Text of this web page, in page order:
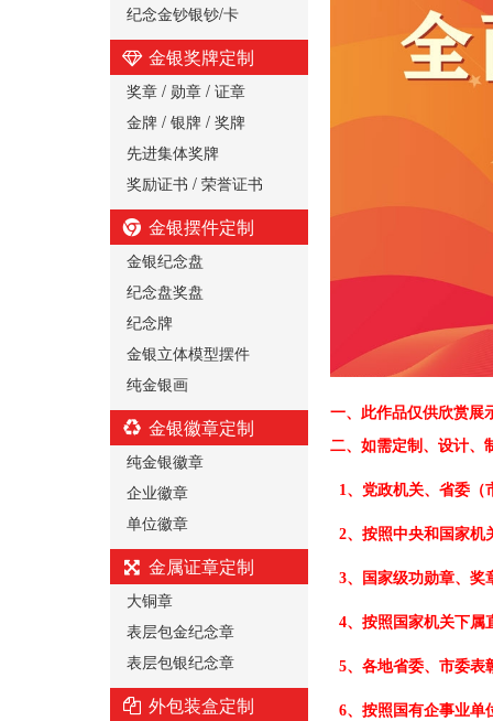
纪念金钞银钞/卡
金银奖牌定制
奖章 / 勋章 / 证章
金牌 / 银牌 / 奖牌
先进集体奖牌
奖励证书 / 荣誉证书
金银摆件定制
金银纪念盘
纪念盘奖盘
纪念牌
金银立体模型摆件
纯金银画
金银徽章定制
纯金银徽章
企业徽章
单位徽章
金属证章定制
大铜章
表层包金纪念章
表层包银纪念章
外包装盒定制
一、 此作品仅供欣赏展
二、 如需定制、设计、
1、党政机关、省委（
2、按照中央和国家机
3、国家级功勋章、奖
4、按照国家机关下属
5、各地省委、市委表
6、按照国有企事业单